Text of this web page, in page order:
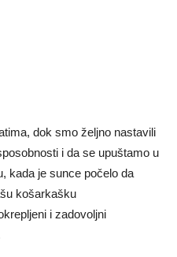
dok smo željno nastavili
i da se upuštamo u
kada je sunce počelo da
košarkašku
i zadovoljni